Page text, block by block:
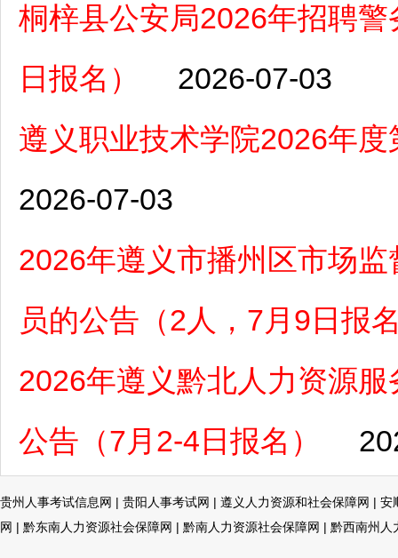
桐梓县公安局2026年招聘
日报名）
2026-07-03
遵义职业技术学院2026年
2026-07-03
2026年遵义市播州区市场
员的公告（2人，7月9日报
2026年遵义黔北人力资源
公告（7月2-4日报名）
贵州人事考试信息网 | 贵阳人事考试网 | 遵义人力资源和社会保障网 | 安
网 | 黔东南人力资源社会保障网 | 黔南人力资源社会保障网 | 黔西南州人